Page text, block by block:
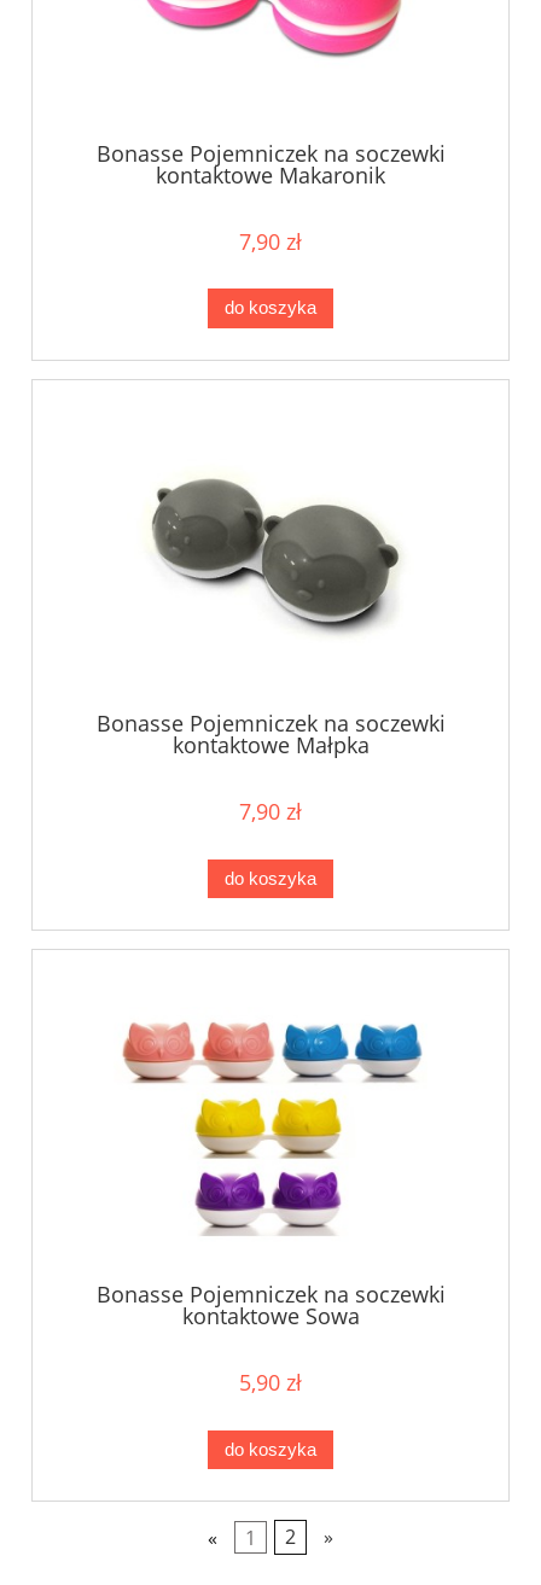
Bonasse Pojemniczek na soczewki
kontaktowe Makaronik
7,90 zł
do koszyka
Bonasse Pojemniczek na soczewki
kontaktowe Małpka
7,90 zł
do koszyka
Bonasse Pojemniczek na soczewki
kontaktowe Sowa
5,90 zł
do koszyka
« 1 2 »